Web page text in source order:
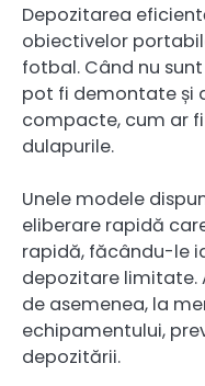
Depozitarea
obiectivelor
fotbal. Când nu
pot fi demontate și
compacte, cum ar
dulapurile.
Unele modele
eliberare rapidă
rapidă, făcându-le
depozitare limitate.
de asemenea, la
echipamentului,
depozitării.